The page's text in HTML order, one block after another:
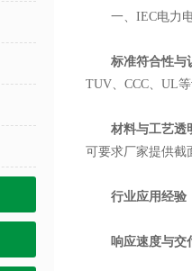
一、IEC电力电
标准符合性与
TUV、CCC、UL
材料与工艺透
可要求厂家提供截
行业应用经验
响应速度与交